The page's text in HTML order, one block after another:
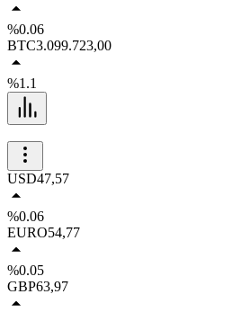
%0.06
BTC3.099.723,00
%1.1
USD47,57
%0.06
EURO54,77
%0.05
GBP63,97